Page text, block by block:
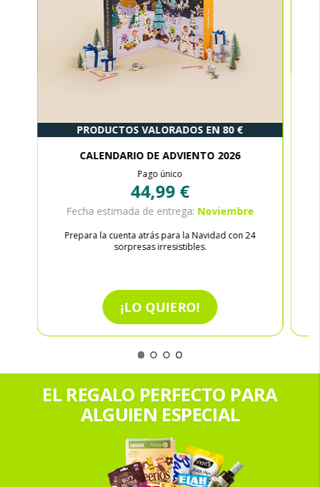
PRODUCTOS VALORADOS EN 80 €
CALENDARIO DE ADVIENTO 2026
Pago único
44,99 €
Fecha estimada de entrega: Noviembre
Prepara la cuenta atrás para la Navidad con 24
sorpresas irresistibles.
¡LO QUIERO!
EL REGALO PERFECTO PARA
ALGUIEN ESPECIAL